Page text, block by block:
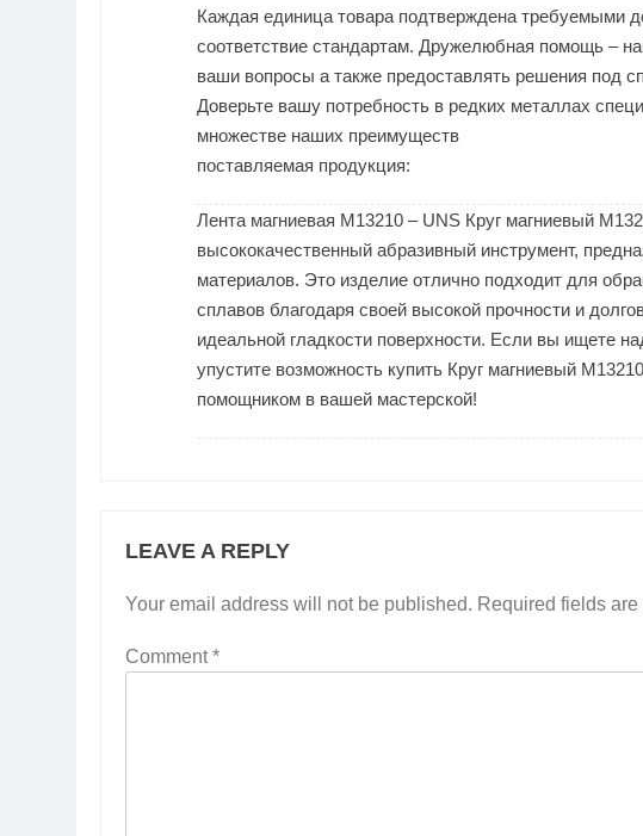
Каждая единица товара подтверждена требуемыми
соответствие стандартам. Дружелюбная помощь –
ваши вопросы а также предоставлять решения под
Доверьте вашу потребность в редких металлах
множестве наших преимуществ
поставляемая продукция:
Лента магниевая M13210 – UNS Круг магниевый
высококачественный абразивный инструмент,
материалов. Это изделие отлично подходит для
сплавов благодаря своей высокой прочности и
идеальной гладкости поверхности. Если вы ищете
упустите возможность купить Круг магниевый
помощником в вашей мастерской!
LEAVE A REPLY
Your email address will not be published. Required fields are
Comment*